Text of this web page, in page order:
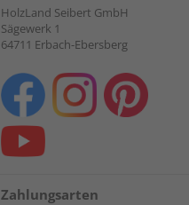
HolzLand Seibert GmbH
Sägewerk 1
64711 Erbach-Ebersberg
Zahlungsarten